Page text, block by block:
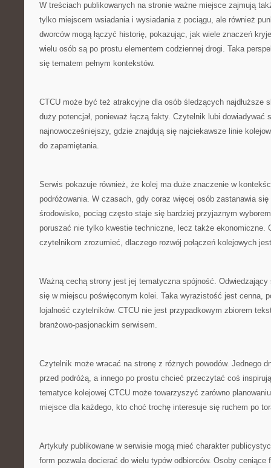
W treściach publikowanych na stronie ważne miejsce zajmują
tylko miejscem wsiadania i wysiadania z pociągu, ale również
dworców mogą łączyć historię, pokazując, jak wiele znaczeń
wielu osób są po prostu elementem codziennej drogi. Taka
się tematem pełnym kontekstów.
CTCU może być też atrakcyjne dla osób śledzących najdłuższe
duży potencjał, ponieważ łączą fakty. Czytelnik lubi dowiadywać
najnowocześniejszy, gdzie znajdują się najciekawsze linie
do zapamiętania.
Serwis pokazuje również, że kolej ma duże znaczenie w
podróżowania. W czasach, gdy coraz więcej osób zastanawia się
środowisko, pociąg często staje się bardziej przyjaznym
poruszać nie tylko kwestie techniczne, lecz także ekonomiczne.
czytelnikom zrozumieć, dlaczego rozwój połączeń kolejowych
Ważną cechą strony jest jej tematyczna spójność.
się w miejscu poświęconym kolei. Taka wyrazistość jest cenna,
lojalność czytelników. CTCU nie jest przypadkowym zbiorem
branżowo-pasjonackim serwisem.
Czytelnik może wracać na stronę z różnych powodów. Jednego
przed podróżą, a innego po prostu chcieć przeczytać coś
tematyce kolejowej CTCU może towarzyszyć zarówno
miejsce dla każdego, kto choć trochę interesuje się ruchem po
Artykuły publikowane w serwisie mogą mieć charakter
form pozwala docierać do wielu typów odbiorców. Osoby